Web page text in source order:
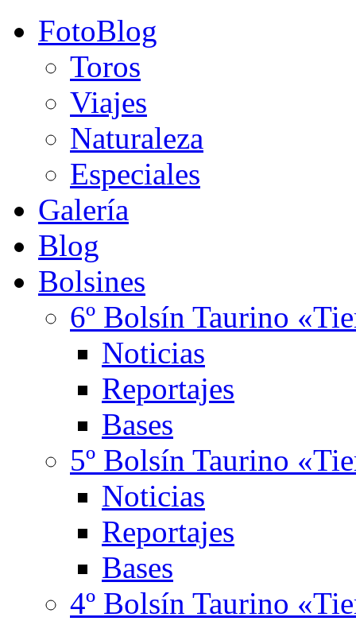
FotoBlog
Toros
Viajes
Naturaleza
Especiales
Galería
Blog
Bolsines
6º Bolsín Taurino
Noticias
Reportajes
Bases
5º Bolsín Taurino
Noticias
Reportajes
Bases
4º Bolsín Taurino